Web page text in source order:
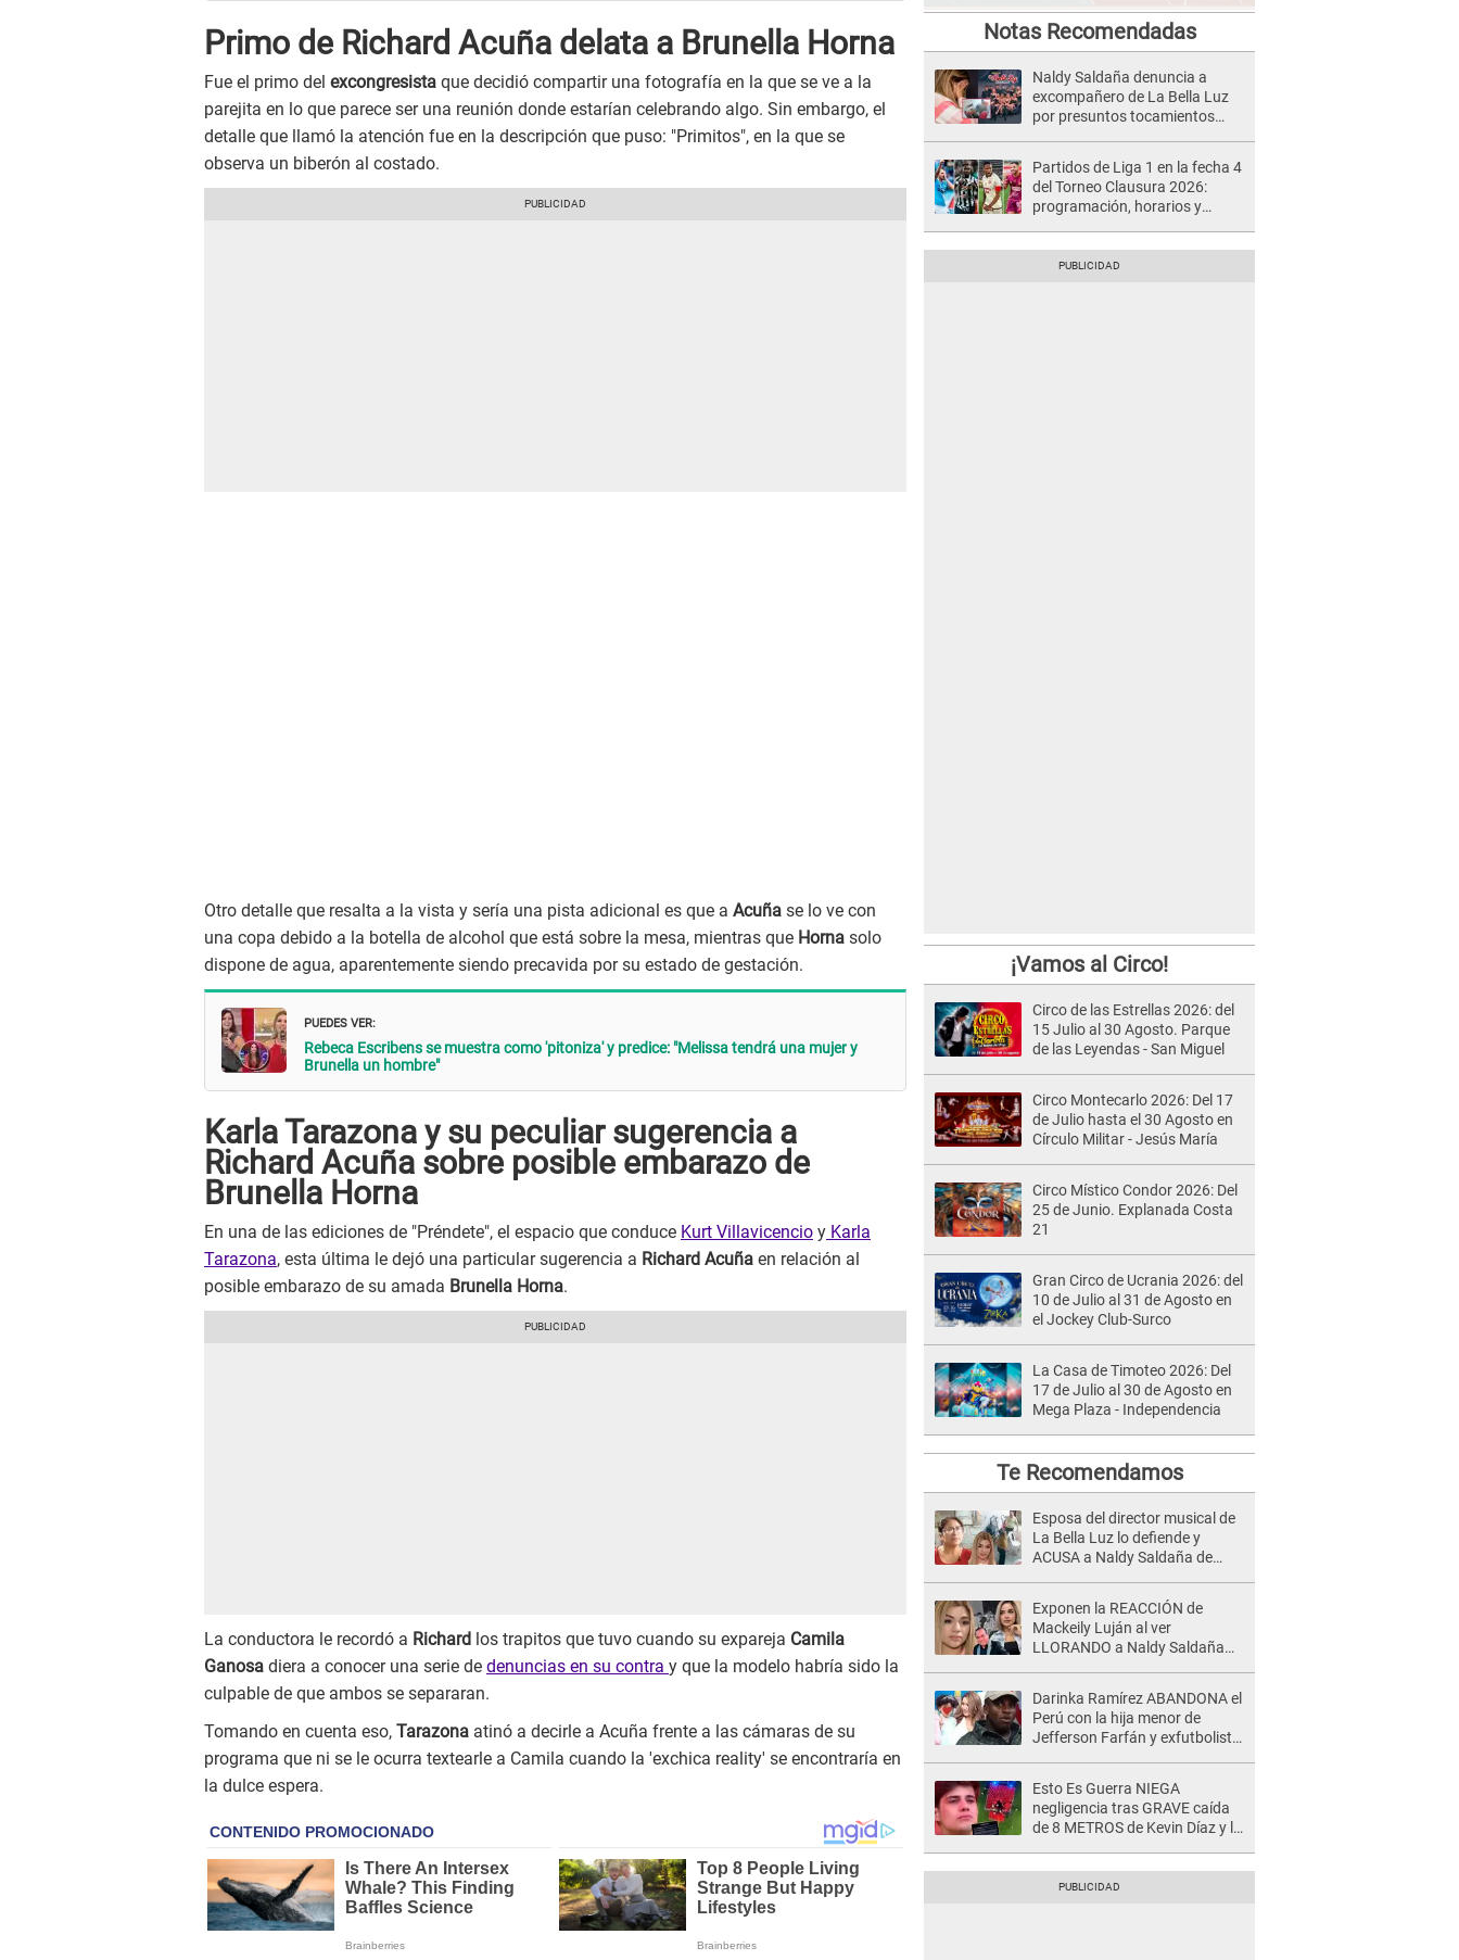
Primo de Richard Acuña delata a Brunella Horna
Fue el primo del excongresista que decidió compartir una fotografía en la que se ve a la
parejita en lo que parece ser una reunión donde estarían celebrando algo. Sin embargo, el
detalle que llamó la atención fue en la descripción que puso: "Primitos", en la que se
observa un biberón al costado.
Otro detalle que resalta a la vista y sería una pista adicional es que a Acuña se lo ve con
una copa debido a la botella de alcohol que está sobre la mesa, mientras que Horna solo
dispone de agua, aparentemente siendo precavida por su estado de gestación.
PUEDES VER:
Rebeca Escribens se muestra como 'pitoniza' y predice: "Melissa tendrá una mujer y
Brunella un hombre"
Karla Tarazona y su peculiar sugerencia a
Richard Acuña sobre posible embarazo de
Brunella Horna
En una de las ediciones de "Préndete", el espacio que conduce Kurt Villavicencio y Karla
Tarazona, esta última le dejó una particular sugerencia a Richard Acuña en relación al
posible embarazo de su amada Brunella Horna.
La conductora le recordó a Richard los trapitos que tuvo cuando su expareja Camila
Ganosa diera a conocer una serie de denuncias en su contra y que la modelo habría sido la
culpable de que ambos se separaran.
Tomando en cuenta eso, Tarazona atinó a decirle a Acuña frente a las cámaras de su
programa que ni se le ocurra textearle a Camila cuando la 'exchica reality' se encontraría en
la dulce espera.
Notas Recomendadas
Naldy Saldaña denuncia a
excompañero de La Bella Luz
por presuntos tocamientos
Partidos de Liga 1 en la fecha 4
del Torneo Clausura 2026:
programación, horarios y
¡Vamos al Circo!
Circo de las Estrellas 2026: del
15 Julio al 30 Agosto. Parque
de las Leyendas - San Miguel
Circo Montecarlo 2026: Del 17
de Julio hasta el 30 Agosto en
Círculo Militar - Jesús María
Circo Místico Condor 2026: Del
25 de Junio. Explanada Costa
21
Gran Circo de Ucrania 2026: del
10 de Julio al 31 de Agosto en
el Jockey Club-Surco
La Casa de Timoteo 2026: Del
17 de Julio al 30 de Agosto en
Mega Plaza - Independencia
Te Recomendamos
Esposa del director musical de
La Bella Luz lo defiende y
ACUSA a Naldy Saldaña de
Exponen la REACCIÓN de
Mackeily Luján al ver
LLORANDO a Naldy Saldaña
Darinka Ramírez ABANDONA el
Perú con la hija menor de
Jefferson Farfán y exfutbolista
Esto Es Guerra NIEGA
negligencia tras GRAVE caída
de 8 METROS de Kevin Díaz y lo